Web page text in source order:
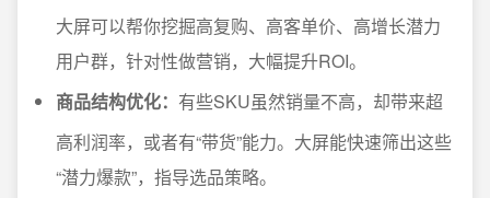
大屏可以帮你挖掘高复购、高客单价、高增长潜力
用户群，针对性做营销，大幅提升ROI。
商品结构优化： 有些SKU虽然销量不高，却带来超
高利润率，或者有“带货”能力。大屏能快速筛出这些
“潜力爆款”，指导选品策略。